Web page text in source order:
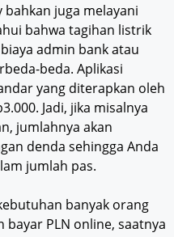
bahkan juga melayani
bahwa tagihan listrik
admin bank atau
beda. Aplikasi
yang diterapkan oleh
Jadi, jika misalnya
jumlahnya akan
denda sehingga Anda
jumlah pas.
banyak orang
bayar PLN online, saatnya